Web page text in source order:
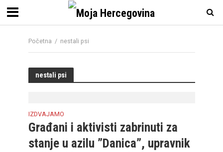
Početna / nestali psi
nestali psi
IZDVAJAMO
Građani i aktivisti zabrinuti za
stanje u azilu ”Danica”, upravnik